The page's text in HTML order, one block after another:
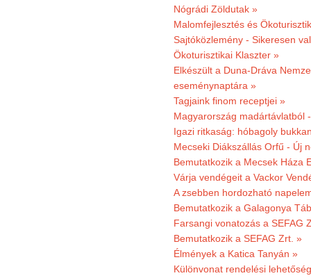
Nógrádi Zöldutak »
Malomfejlesztés és
Sajtóközlemény - Sikeresen
Ökoturisztikai Klaszter »
Elkészült a Duna-Dráva
eseménynaptára »
Tagjaink finom receptjei »
Magyarország madártávlatból
Igazi ritkaság: hóbagoly
Mecseki Diákszállás Orfű - Új
Bemutatkozik a Mecsek Háza
Várja vendégeit a Vackor
A zsebben hordozható
Bemutatkozik a Galagonya
Farsangi vonatozás a SEFAG
Bemutatkozik a SEFAG Zrt. »
Élmények a Katica Tanyán »
Különvonat rendelési